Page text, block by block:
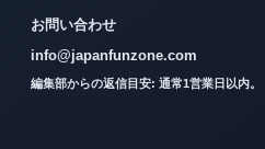
お問い合わせ
info@japanfunzone.com
編集部からの返信目安: 通常1営業日以内。